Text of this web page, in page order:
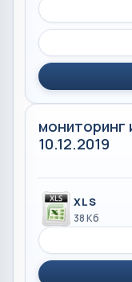
мониторинг
10.12.2019
XLS
38 Кб